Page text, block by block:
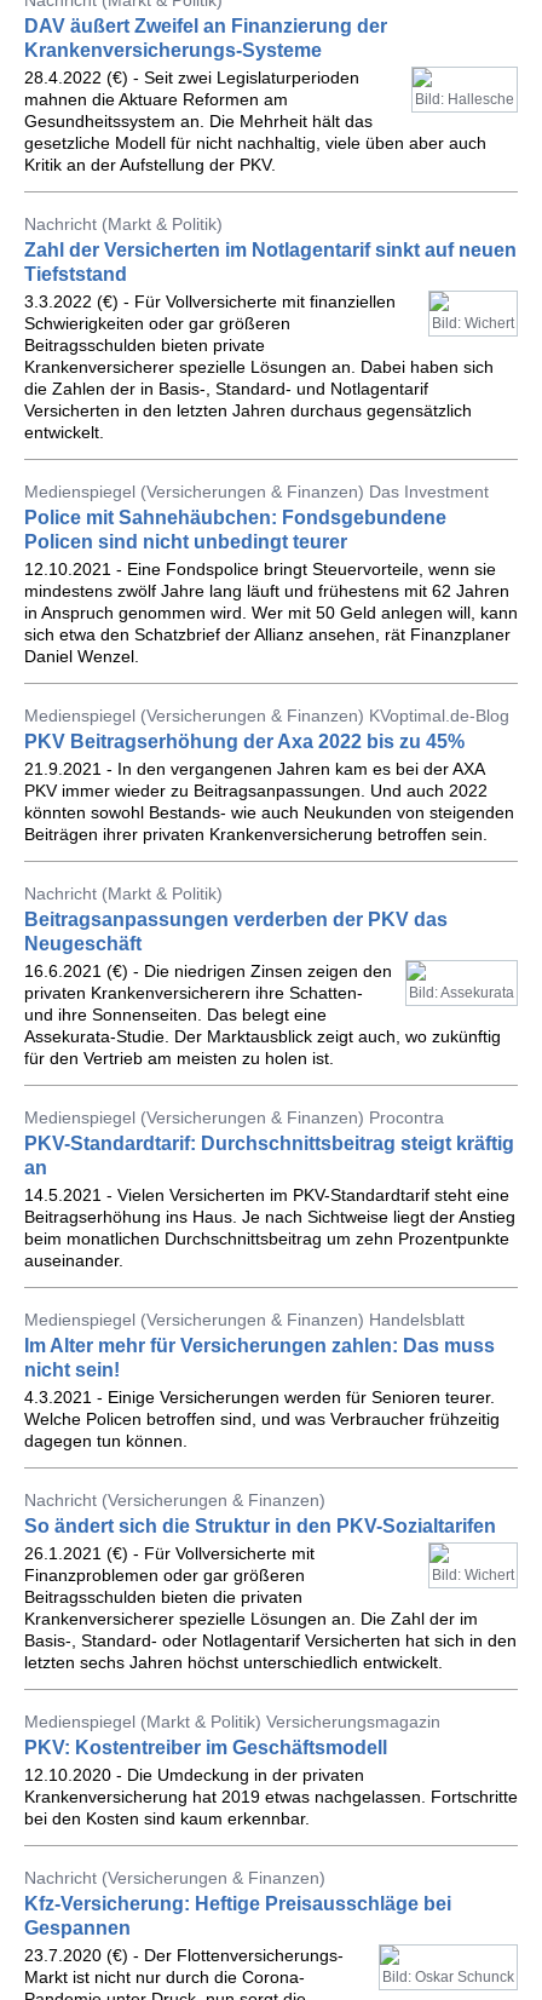
DAV äußert Zweifel an Finanzierung der
Krankenversicherungs-Systeme
Bild: Hallesche
28.4.2022 (€) - Seit zwei Legislaturperioden
mahnen die Aktuare Reformen am
Gesundheitssystem an. Die Mehrheit hält das
gesetzliche Modell für nicht nachhaltig, viele üben aber auch
Kritik an der Aufstellung der PKV.
Nachricht (Markt & Politik)
Zahl der Versicherten im Notlagentarif sinkt auf neuen
Tiefststand
Bild: Wichert
3.3.2022 (€) - Für Vollversicherte mit finanziellen
Schwierigkeiten oder gar größeren
Beitragsschulden bieten private
Krankenversicherer spezielle Lösungen an. Dabei haben sich
die Zahlen der in Basis-, Standard- und Notlagentarif
Versicherten in den letzten Jahren durchaus gegensätzlich
entwickelt.
Medienspiegel (Versicherungen & Finanzen) Das Investment
Police mit Sahnehäubchen: Fondsgebundene
Policen sind nicht unbedingt teurer
12.10.2021 - Eine Fondspolice bringt Steuervorteile, wenn sie
mindestens zwölf Jahre lang läuft und frühestens mit 62 Jahren
in Anspruch genommen wird. Wer mit 50 Geld anlegen will, kann
sich etwa den Schatzbrief der Allianz ansehen, rät Finanzplaner
Daniel Wenzel.
Medienspiegel (Versicherungen & Finanzen) KVoptimal.de-Blog
PKV Beitragserhöhung der Axa 2022 bis zu 45%
21.9.2021 - In den vergangenen Jahren kam es bei der AXA
PKV immer wieder zu Beitragsanpassungen. Und auch 2022
könnten sowohl Bestands- wie auch Neukunden von steigenden
Beiträgen ihrer privaten Krankenversicherung betroffen sein.
Nachricht (Markt & Politik)
Beitragsanpassungen verderben der PKV das
Neugeschäft
Bild: Assekurata
16.6.2021 (€) - Die niedrigen Zinsen zeigen den
privaten Krankenversicherern ihre Schatten-
und ihre Sonnenseiten. Das belegt eine
Assekurata-Studie. Der Marktausblick zeigt auch, wo zukünftig
für den Vertrieb am meisten zu holen ist.
Medienspiegel (Versicherungen & Finanzen) Procontra
PKV-Standardtarif: Durchschnittsbeitrag steigt kräftig
an
14.5.2021 - Vielen Versicherten im PKV-Standardtarif steht eine
Beitragserhöhung ins Haus. Je nach Sichtweise liegt der Anstieg
beim monatlichen Durchschnittsbeitrag um zehn Prozentpunkte
auseinander.
Medienspiegel (Versicherungen & Finanzen) Handelsblatt
Im Alter mehr für Versicherungen zahlen: Das muss
nicht sein!
4.3.2021 - Einige Versicherungen werden für Senioren teurer.
Welche Policen betroffen sind, und was Verbraucher frühzeitig
dagegen tun können.
Nachricht (Versicherungen & Finanzen)
So ändert sich die Struktur in den PKV-Sozialtarifen
Bild: Wichert
26.1.2021 (€) - Für Vollversicherte mit
Finanzproblemen oder gar größeren
Beitragsschulden bieten die privaten
Krankenversicherer spezielle Lösungen an. Die Zahl der im
Basis-, Standard- oder Notlagentarif Versicherten hat sich in den
letzten sechs Jahren höchst unterschiedlich entwickelt.
Medienspiegel (Markt & Politik) Versicherungsmagazin
PKV: Kostentreiber im Geschäftsmodell
12.10.2020 - Die Umdeckung in der privaten
Krankenversicherung hat 2019 etwas nachgelassen. Fortschritte
bei den Kosten sind kaum erkennbar.
Nachricht (Versicherungen & Finanzen)
Kfz-Versicherung: Heftige Preisausschläge bei
Gespannen
Bild: Oskar Schunck
23.7.2020 (€) - Der Flottenversicherungs-
Markt ist nicht nur durch die Corona-